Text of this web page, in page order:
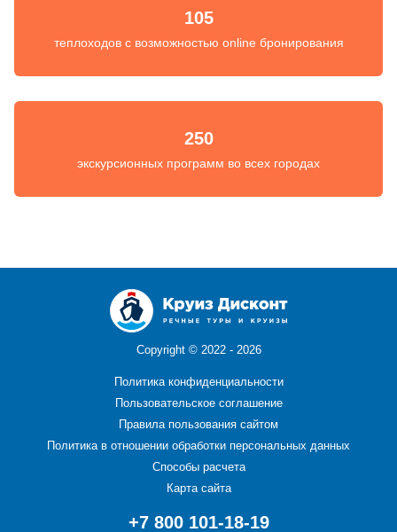
105
теплоходов с возможностью online бронирования
250
экскурсионных программ во всех городах
Copyright © 2022 - 2026
Политика конфиденциальности
Пользовательское соглашение
Правила пользования сайтом
Политика в отношении обработки персональных данных
Способы расчета
Карта сайта
+7 800 101-18-19